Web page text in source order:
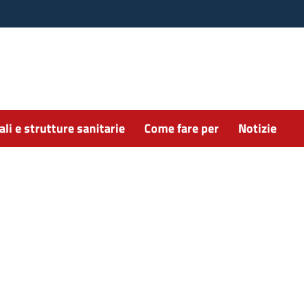
e strutture sanitarie Come fare per Notizie